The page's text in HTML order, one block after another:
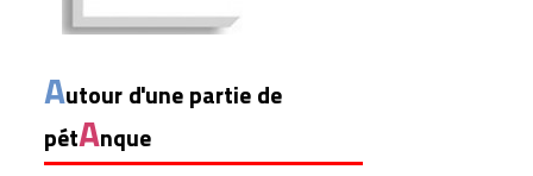
Autour d'une partie de
pétAnque